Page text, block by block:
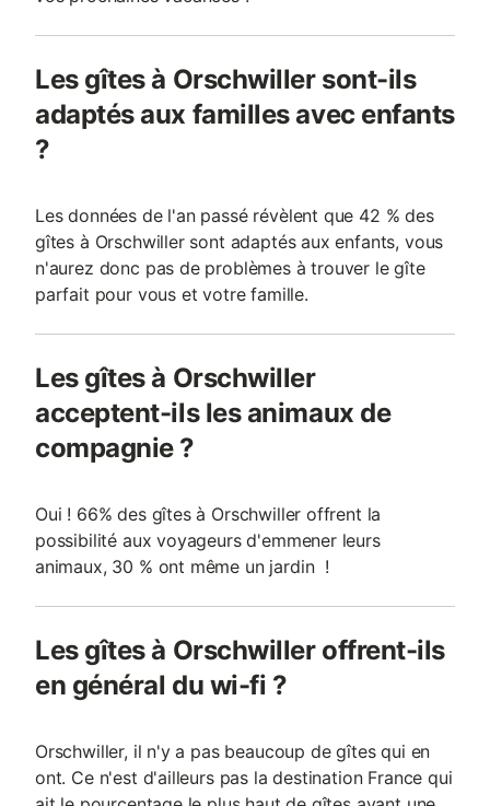
Les gîtes à Orschwiller sont-ils
adaptés aux familles avec enfants
?
Les données de l'an passé révèlent que 42 % des
gîtes à Orschwiller sont adaptés aux enfants, vous
n'aurez donc pas de problèmes à trouver le gîte
parfait pour vous et votre famille.
Les gîtes à Orschwiller
acceptent-ils les animaux de
compagnie ?
Oui ! 66% des gîtes à Orschwiller offrent la
possibilité aux voyageurs d'emmener leurs
animaux, 30 % ont même un jardin !
Les gîtes à Orschwiller offrent-ils
en général du wi-fi ?
Orschwiller, il n'y a pas beaucoup de gîtes qui en
ont. Ce n'est d'ailleurs pas la destination France qui